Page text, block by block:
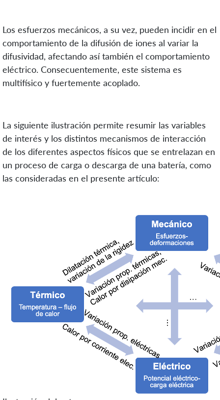
Los esfuerzos mecánicos, a su vez, pueden incidir en el
comportamiento de la difusión de iones al variar la
difusividad, afectando así también el comportamiento
eléctrico. Consecuentemente, este sistema es
multifísico y fuertemente acoplado.
La siguiente ilustración permite resumir las variables
de interés y los distintos mecanismos de interacción
de los diferentes aspectos físicos que se entrelazan en
un proceso de carga o descarga de una batería, como
las consideradas en el presente artículo: